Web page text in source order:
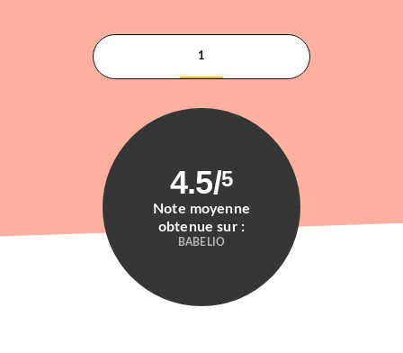
1
4.5/5
Note moyenne
obtenue sur :
BABELIO